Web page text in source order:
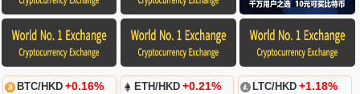
BTC/HKD +0.16% ETH/HKD +0.21% LTC/HKD +1.18%